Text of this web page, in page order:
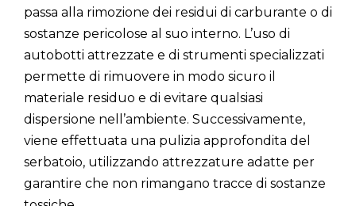
passa alla rimozione dei residui di carburante o di
sostanze pericolose al suo interno. L’uso di
autobotti attrezzate e di strumenti specializzati
permette di rimuovere in modo sicuro il
materiale residuo e di evitare qualsiasi
dispersione nell’ambiente. Successivamente,
viene effettuata una pulizia approfondita del
serbatoio, utilizzando attrezzature adatte per
garantire che non rimangano tracce di sostanze